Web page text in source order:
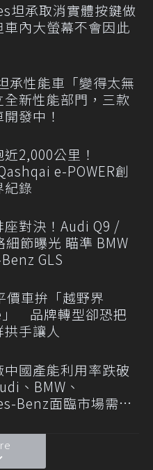
坦承取消實體按鍵做
內大螢幕不會因此
承性能車「變得太無
全新性能部門，三款
發中！
2,000公里！
e-POWER創
紀錄
座對決！Audi Q9 /
細節曝光 瞄準 BMW
GLS
價車拚「越野界
品牌轉型卻恐把
拱手讓人
中國產能利用率跌破
、BMW、
Benz面臨市場需求